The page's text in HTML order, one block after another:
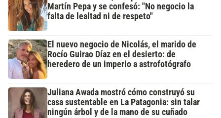
Martín Pepa y se confesó: "No negocio la
falta de lealtad ni de respeto"
El nuevo negocio de Nicolás, el marido de
Rocío Guirao Díaz en el desierto: de
heredero de un imperio a astrofotógrafo
Juliana Awada mostró cómo construyó su
casa sustentable en La Patagonia: sin talar
ningún árbol y de la mano de su cuñado